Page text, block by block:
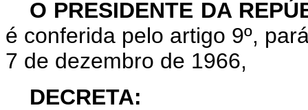
O PRESIDENTE DA
é conferida pelo artigo 9º,
7 de dezembro de 1966,
DECRETA: